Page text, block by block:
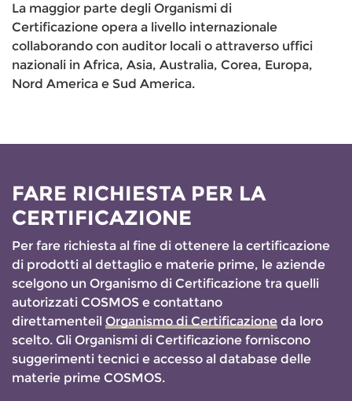
La maggior parte degli Organismi di
Certificazione opera a livello internazionale
collaborando con auditor locali o attraverso uffici
nazionali in Africa, Asia, Australia, Corea, Europa,
Nord America e Sud America.
FARE RICHIESTA PER LA
CERTIFICAZIONE
Per fare richiesta al fine di ottenere la certificazione
di prodotti al dettaglio e materie prime, le aziende
scelgono un Organismo di Certificazione tra quelli
autorizzati COSMOS e contattano
direttamenteil Organismo di Certificazione da loro
scelto. Gli Organismi di Certificazione forniscono
suggerimenti tecnici e accesso al database delle
materie prime COSMOS.